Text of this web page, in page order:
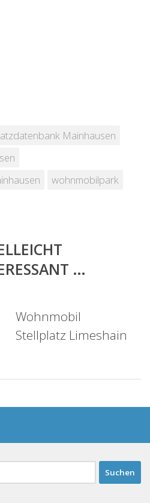
Mainhausen
wohnmobilpark
…
Wohnmobil
Stellplatz Limeshain